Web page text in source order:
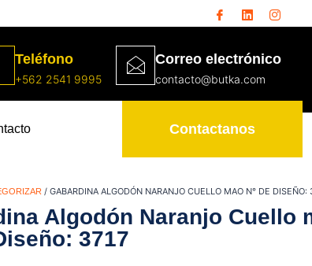
Teléfono
+562 2541 9995
Correo electrónico
contacto@butka.com
Contactanos
/ GABARDINA ALGODÓN NARANJO CUELLO MAO N° DE DISEÑO:
Algodón Naranjo Cuello
3717